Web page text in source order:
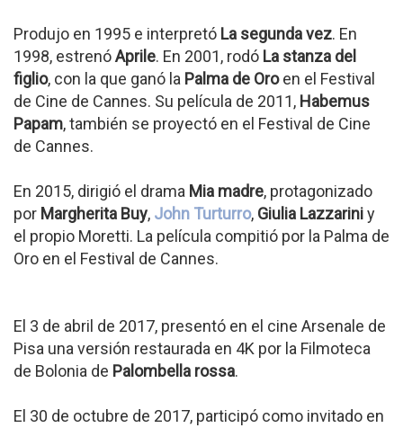
Produjo en 1995 e interpretó La segunda vez. En
1998, estrenóAprile. En 2001, rodó La stanza del
figlio, con la que ganó la Palma de Oroen el Festival
de Cine de Cannes. Su película de 2011, Habemus
Papam, también se proyectó en el Festival de Cine
de Cannes.
En 2015, dirigió el drama Mia madre, protagonizado
por Margherita Buy, John Turturro, Giulia Lazzariniy
el propio Moretti. La película compitió por la Palma de
Oro en el Festival de Cannes.
El 3 de abril de 2017, presentó en el cine Arsenale de
Pisa una versión restaurada en 4K por la Filmoteca
de Bolonia de Palombella rossa.
El 30 de octubre de 2017, participó como invitado en